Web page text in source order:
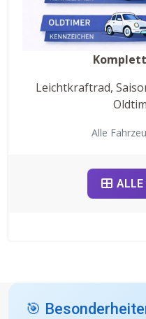
Leichtkraftrad,
Alle
ALLE
🎯